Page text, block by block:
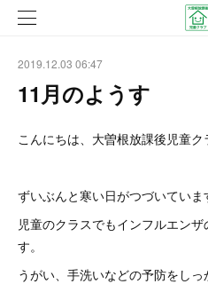
2019.12.03 06:47
11月のようす
こんにちは、大曽根放課後児童
ずいぶんと寒い日がつづいていま
児童のクラスでもインフルエン
す。
うがい、手洗いなどの予防をしっ